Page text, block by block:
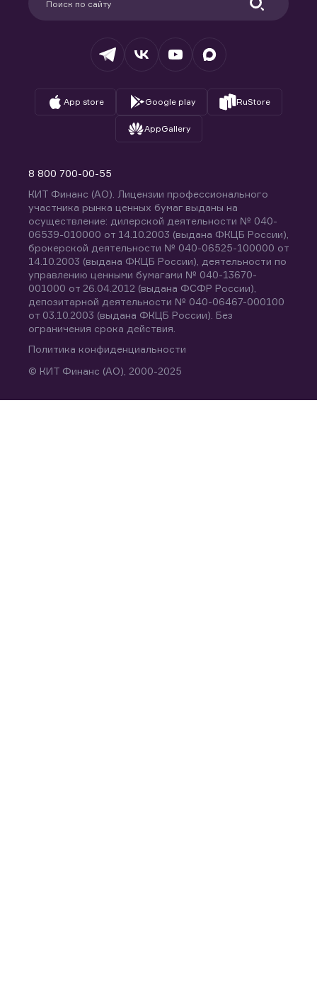
App store Google play RuStore
AppGallery
Техническая поддержка
Вопросы и ответы
8 800 700-00-55
КИТ Финанс (АО). Лицензии профессионального
участника рынка ценных бумаг выданы на
осуществление: дилерской деятельности № 040-
06539-010000 от 14.10.2003 (выдана ФКЦБ России),
брокерской деятельности № 040-06525-100000 от
14.10.2003 (выдана ФКЦБ России), деятельности по
управлению ценными бумагами № 040-13670-
001000 от 26.04.2012 (выдана ФСФР России),
депозитарной деятельности № 040-06467-000100
от 03.10.2003 (выдана ФКЦБ России). Без
ограничения срока действия.
Политика конфиденциальности
© КИТ Финанс (АО), 2000-2025